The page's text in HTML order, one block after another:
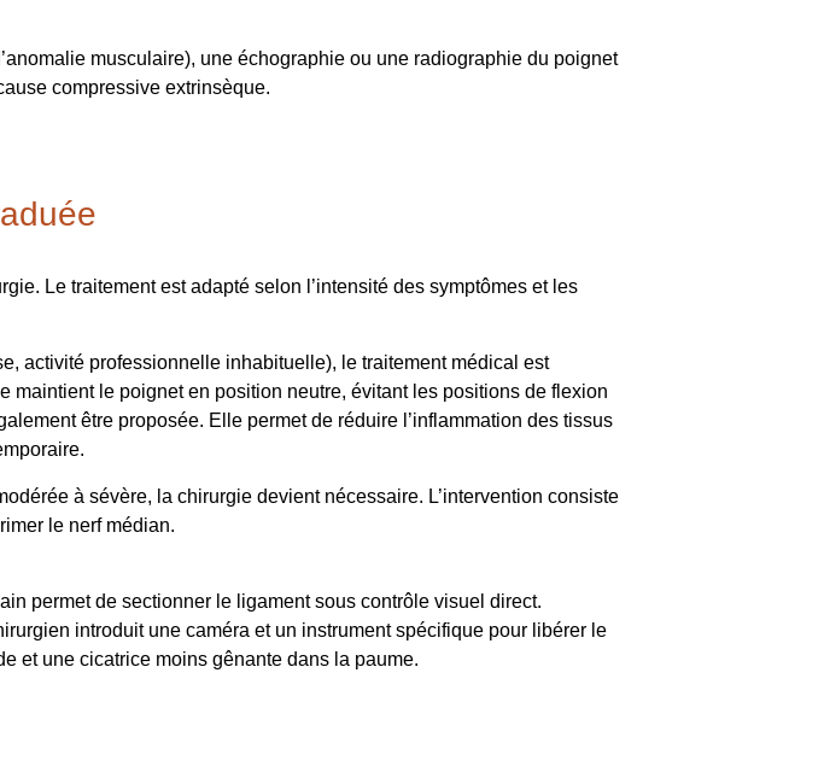
musculaire), une échographie ou une radiographie du poignet
compressive extrinsèque.
Le traitement est adapté selon l’intensité des symptômes et les
activité professionnelle inhabituelle), le traitement médical est
maintient le poignet en position neutre, évitant les positions de flexion
être proposée. Elle permet de réduire l’inflammation des tissus
à sévère, la chirurgie devient nécessaire. L’intervention consiste
le nerf médian.
permet de sectionner le ligament sous contrôle visuel direct.
introduit une caméra et un instrument spécifique pour libérer le
et une cicatrice moins gênante dans la paume.